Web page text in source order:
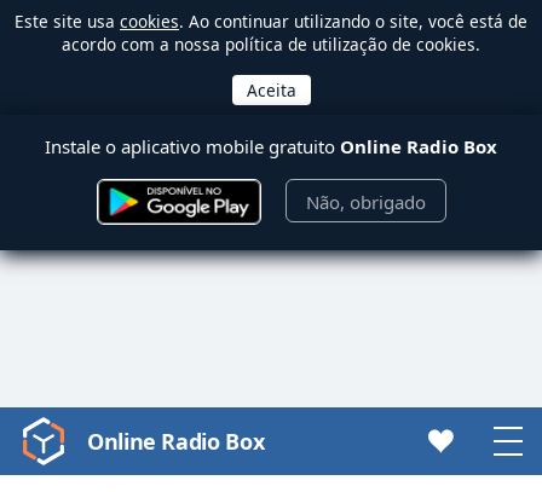
Este site usa cookies. Ao continuar utilizando o site, você está de
acordo com a nossa política de utilização de cookies.
Instale o aplicativo mobile gratuito Online Radio Box
Não, obrigado
Video
Player
Online Radio Box